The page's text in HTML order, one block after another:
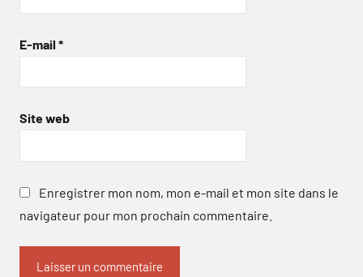
E-mail *
Site web
Enregistrer mon nom, mon e-mail et mon site dans le
navigateur pour mon prochain commentaire.